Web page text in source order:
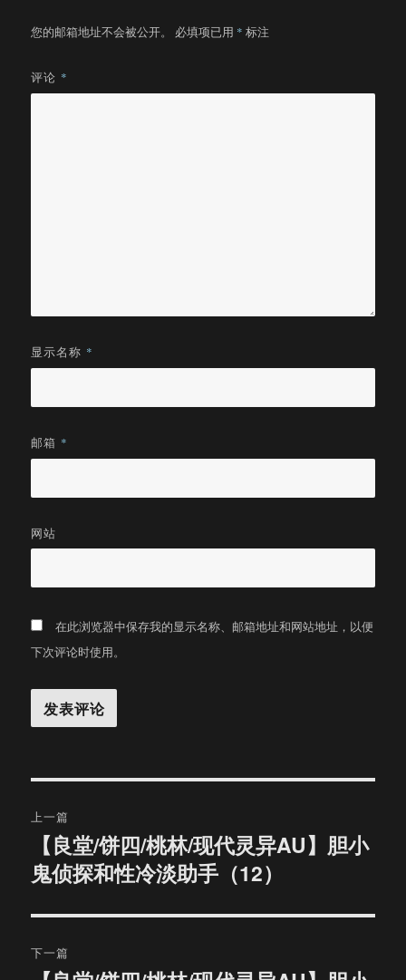
您的邮箱地址不会被公开。 必填项已用 * 标注
评论 *
显示名称 *
邮箱 *
网站
在此浏览器中保存我的显示名称、邮箱地址和网站地址，以便
下次评论时使用。
章
导
航
上一篇
篇
章：
【良堂/饼四/桃林/现代灵异AU】胆小
鬼侦探和性冷淡助手（12）
下一篇